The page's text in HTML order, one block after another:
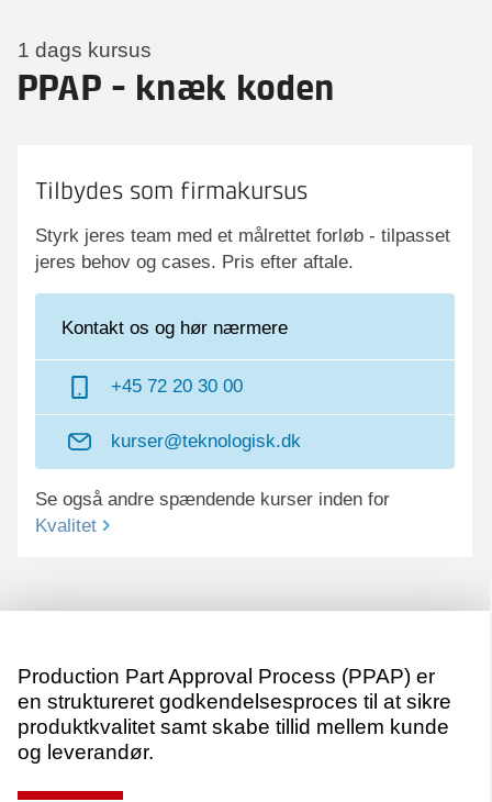
1 dags kursus
PPAP - knæk koden
Tilbydes som firmakursus
Styrk jeres team med et målrettet forløb - tilpasset
jeres behov og cases. Pris efter aftale.
Kontakt os og hør nærmere
+45 72 20 30 00
kurser@teknologisk.dk
Se også andre spændende kurser inden for
Kvalitet
Production Part Approval Process (PPAP) er
en struktureret godkendelsesproces til at sikre
produktkvalitet samt skabe tillid mellem kunde
og leverandør.